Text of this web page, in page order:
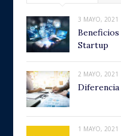
3 MAYO, 2021
Startup
2 MAYO, 2021
1 MAYO, 2021